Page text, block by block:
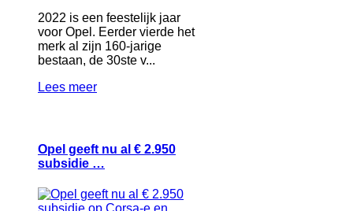
2022 is een feestelijk jaar
voor Opel. Eerder vierde het
merk al zijn 160-jarige
bestaan, de 30ste v...
Lees meer
Opel geeft nu al € 2.950
subsidie …